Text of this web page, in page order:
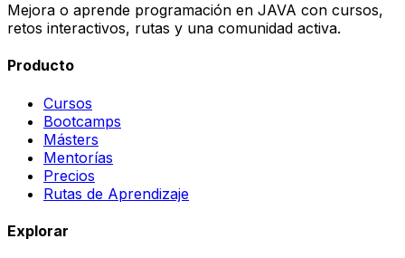
Mejora o aprende programación en JAVA con cursos,
retos interactivos, rutas y una comunidad activa.
Producto
Cursos
Bootcamps
Másters
Mentorías
Precios
Rutas de Aprendizaje
Explorar